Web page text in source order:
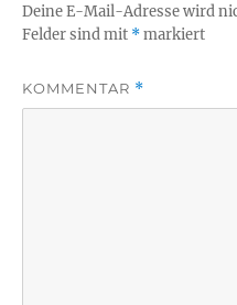
Deine E-Mail-Adresse wird
Felder sind mit *markiert
KOMMENTAR *